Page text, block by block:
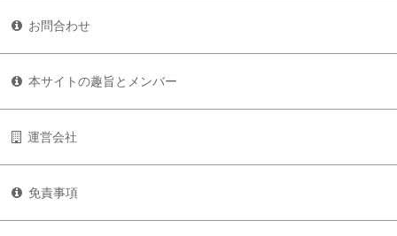
お問合わせ
本サイトの趣旨とメンバー
運営会社
免責事項